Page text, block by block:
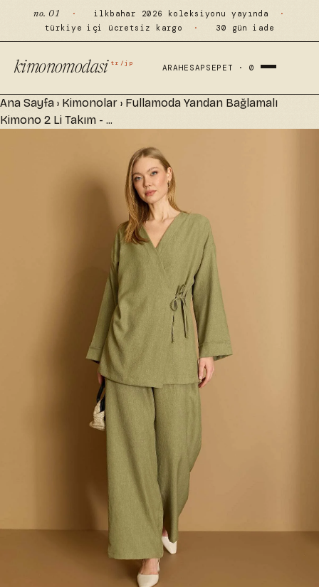
no. 01 · ilkbahar 2026 koleksiyonu yayında
·
türkiye içi ücretsiz kargo
· 30 gün iade
kimonomodasi tr/jp
ARAHESAP SEPET ·0
Ana Sayfa › Kimonolar › Fullamoda Yandan Bağlamalı
Kimono 2 Li Takım - ...